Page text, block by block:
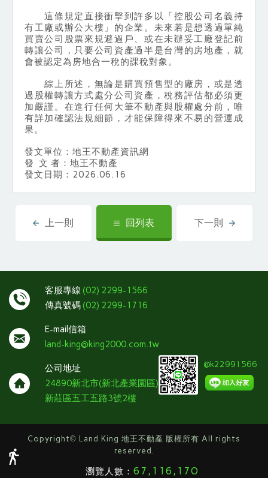
這條規定直接衝擊到許多以「控股公司名義持
有工廠或辦公大樓」的企業。未來若是想透過單純
買賣公司股票來規避過戶、或在未辦妥工廠登記前
轉讓公司，只要公司資產過半是台灣的房地產，就
會被認定為房地合一稅的課稅對象。
綜上所述，無論是購買預售型的廠房，或是透
過股權轉讓方式處分公司資產，稅務評估都必須更
加嚴謹。在進行任何大筆不動產與股權處分前，唯
有詳加確認法規細節，才能保障得來不易的營運成
果。
發文單位：地王不動產資訊網
發 文 者：地王不動產
發文日期：2026.06.16
上一則 回列表 下一則
客服專線 (02) 2299-1566
傳真號碼(02) 2299-1716
E-mail信箱
land-king@king2000.com.tw
公司地址
24890新北市(新北產業園區)
新莊區五工五路3號2樓
@k22991566
Copyright© Land King 地王不動產 版權所有 All rights
reserved.
瀏覽人數： 67,116,170